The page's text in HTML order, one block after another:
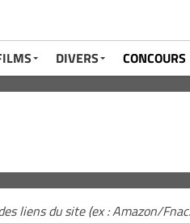
DIVERS CONCOURS
liens du site (ex : Amazon/